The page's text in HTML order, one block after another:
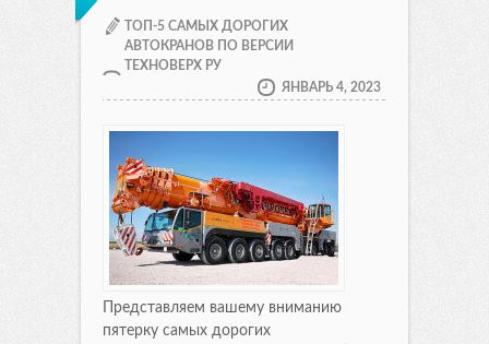
ТОП-5 САМЫХ ДОРОГИХ
АВТОКРАНОВ ПО ВЕРСИИ
ТЕХНОВЕРХ РУ
ЯНВАРЬ 4, 2023
Представляем вашему вниманию
пятерку самых дорогих